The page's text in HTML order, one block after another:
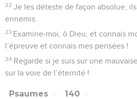
22 Je les déteste de façon absolue,
ennemis.
23 Examine-moi, ô Dieu, et connais
l’épreuve et connais mes pensées !
24 Regarde si je suis sur une
sur la voie de l’éternité !
Psaumes 140